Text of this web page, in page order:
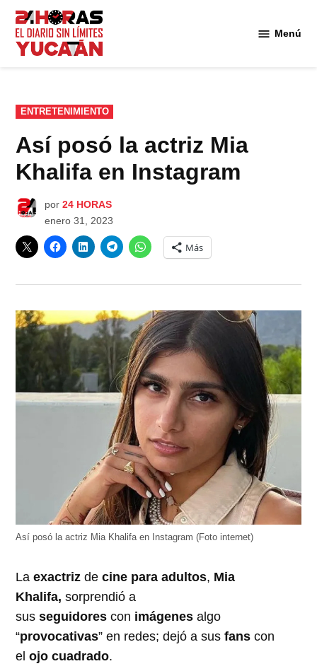
Saltar
contenido
Menú
PUBLICADO
EN
ENTRETENIMIENTO
Así posó la actriz Mia
Khalifa en Instagram
por 24 HORAS
enero 31, 2023
Más
Así posó la actriz Mia Khalifa en Instagram (Foto internet)
Laexactriz decine para adultos, Mia
Khalifa, sorprendió a
sus seguidores con imágenes algo
“provocativas” en redes; dejó a sus fans con
elojo cuadrado.